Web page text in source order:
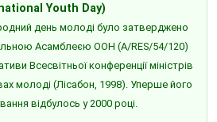
Youth Day)
день молоді було затверджено
Асамблеєю ООН (A/RES/54/120)
Всесвітньої конференції міністрів
молоді (Лісабон, 1998). Уперше його
відбулось у 2000 році.